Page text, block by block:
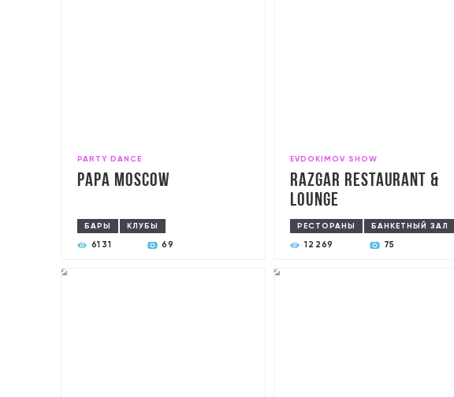
PARTY DANCE
PAPA Moscow
БАРЫ КЛУБЫ
6131 69
EVDOKIMOV SHOW
RAZGAR Restaurant &
Lounge
РЕСТОРАНЫ БАНКЕТНЫЙ ЗАЛ
12269 75